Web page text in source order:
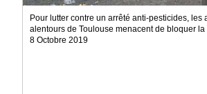
Pour lutter contre un arrêté anti-pesticides, les
alentours de Toulouse menacent de bloquer
8 Octobre 2019